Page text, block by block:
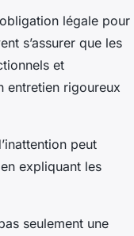
légale pour
s’assurer que les
et
entretien rigoureux
peut
expliquant les
seulement une